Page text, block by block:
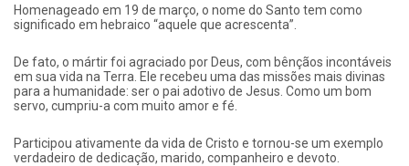
Homenageado em 19 de março, o nome do Santo tem como
significado em hebraico “aquele que acrescenta”.
De fato, o mártir foi agraciado por Deus, com bênçãos incontáveis
em sua vida na Terra. Ele recebeu uma das missões mais divinas
para a humanidade: ser o pai adotivo de Jesus. Como um bom
servo, cumpriu-a com muito amor e fé.
Participou ativamente da vida de Cristo e tornou-se um exemplo
verdadeiro de dedicação, marido, companheiro e devoto.